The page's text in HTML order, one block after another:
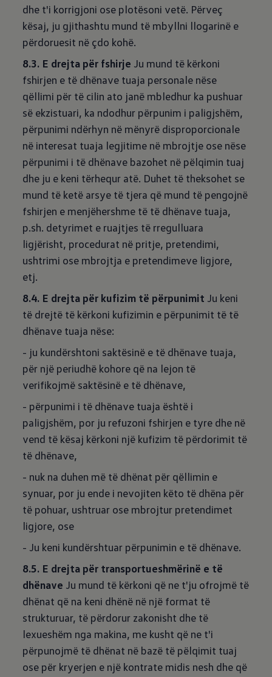
dhe t'i korrigjoni ose plotësoni vetë. Përveç
kësaj, ju gjithashtu mund të mbyllni llogarinë e
përdoruesit në çdo kohë.
8.3. E drejta për fshirje Ju mund të kërkoni
fshirjen e të dhënave tuaja personale nëse
qëllimi për të cilin ato janë mbledhur ka pushuar
së ekzistuari, ka ndodhur përpunim i paligjshëm,
përpunimi ndërhyn në mënyrë disproporcionale
në interesat tuaja legjitime në mbrojtje ose nëse
përpunimi i të dhënave bazohet në pëlqimin tuaj
dhe ju e keni tërhequr atë. Duhet të theksohet se
mund të ketë arsye të tjera që mund të pengojnë
fshirjen e menjëhershme të të dhënave tuaja,
p.sh. detyrimet e ruajtjes të rregulluara
ligjërisht, procedurat në pritje, pretendimi,
ushtrimi ose mbrojtja e pretendimeve ligjore,
etj.
8.4. E drejta për kufizim të përpunimit Ju keni
të drejtë të kërkoni kufizimin e përpunimit të të
dhënave tuaja nëse:
- ju kundërshtoni saktësinë e të dhënave tuaja,
për një periudhë kohore që na lejon të
verifikojmë saktësinë e të dhënave,
- përpunimi i të dhënave tuaja është i
paligjshëm, por ju refuzoni fshirjen e tyre dhe në
vend të kësaj kërkoni një kufizim të përdorimit të
të dhënave,
- nuk na duhen më të dhënat për qëllimin e
synuar, por ju ende i nevojiten këto të dhëna për
të pohuar, ushtruar ose mbrojtur pretendimet
ligjore, ose
- Ju keni kundërshtuar përpunimin e të dhënave.
8.5. E drejta për transportueshmërinë e të
dhënave Ju mund të kërkoni që ne t'ju ofrojmë të
dhënat që na keni dhënë në një format të
strukturuar, të përdorur zakonisht dhe të
lexueshëm nga makina, me kusht që ne t'i
përpunojmë të dhënat në bazë të pëlqimit tuaj
ose për kryerjen e një kontrate midis nesh dhe që